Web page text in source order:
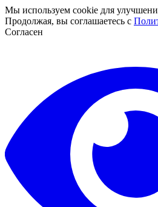
Мы используем cookie для
Продолжая, вы соглашаетесь с
Согласен